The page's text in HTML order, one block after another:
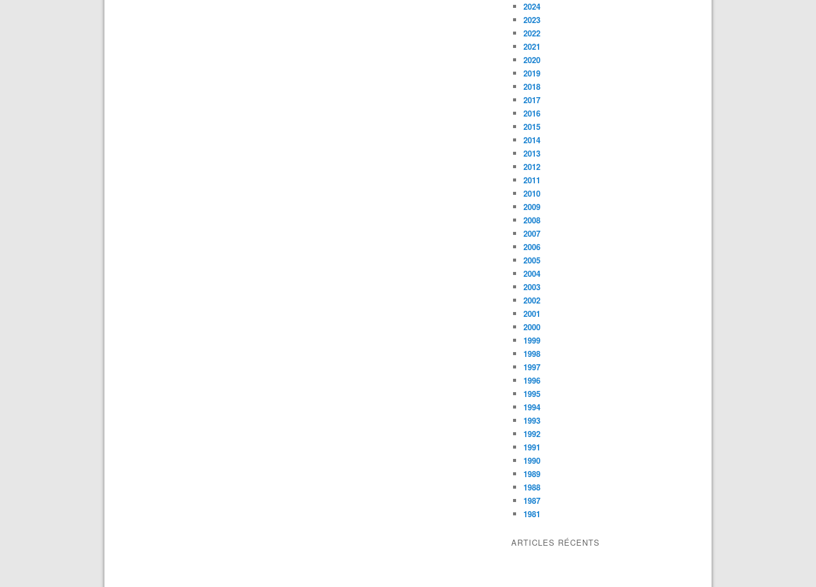
2024
2023
2022
2021
2020
2019
2018
2017
2016
2015
2014
2013
2012
2011
2010
2009
2008
2007
2006
2005
2004
2003
2002
2001
2000
1999
1998
1997
1996
1995
1994
1993
1992
1991
1990
1989
1988
1987
1981
ARTICLES RÉCENTS